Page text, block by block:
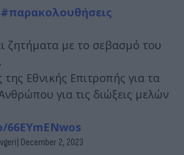
#παρακολουθήσεις
ζητήματα με το σεβασμό του
Εθνικής Επιτροπής για τα
για τις διώξεις μελών
December 2, 2023